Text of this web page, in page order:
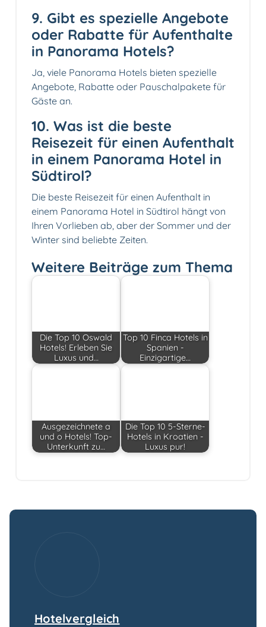
9. Gibt es spezielle Angebote
oder Rabatte für Aufenthalte
in Panorama Hotels?
Ja, viele Panorama Hotels bieten spezielle
Angebote, Rabatte oder Pauschalpakete für
Gäste an.
10. Was ist die beste
Reisezeit für einen Aufenthalt
in einem Panorama Hotel in
Südtirol?
Die beste Reisezeit für einen Aufenthalt in
einem Panorama Hotel in Südtirol hängt von
Ihren Vorlieben ab, aber der Sommer und der
Winter sind beliebte Zeiten.
Weitere Beiträge zum Thema
Die Top 10 Oswald
Hotels! Erleben Sie
Luxus und…
Top 10 Finca Hotels in
Spanien -
Einzigartige…
Ausgezeichnete a
und o Hotels! Top-
Unterkunft zu…
Die Top 10 5-Sterne-
Hotels in Kroatien -
Luxus pur!
Hotelvergleich